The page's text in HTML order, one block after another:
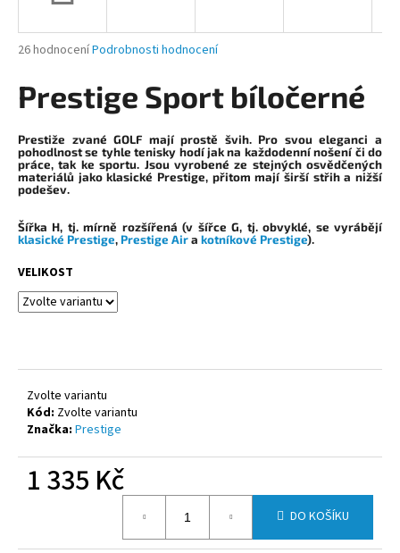
Průměrné
produktu
je
z
5
hvězdiček.
26 hodnoceníPodrobnosti hodnocení
Prestige Sport bíločerné
Prestiže zvané GOLF mají prostě švih. Pro svou eleganci a
pohodlnost se tyhle tenisky hodí jak na každodenní nošení či do
práce, tak ke sportu. Jsou vyrobené ze stejných osvědčených
materiálů jako klasické Prestige, přitom mají širší střih a nižší
podešev.
Šířka H, tj. mírně rozšířená (v šířce G, tj. obvyklé, se vyrábějí
klasické Prestige, Prestige Aira kotníkové Prestige).
VELIKOST
Zvolte variantu
Kód: Zvolte variantu
Značka: Prestige
1 335 Kč
DO KOŠÍKU
j
t
?
o
r
u
e
m